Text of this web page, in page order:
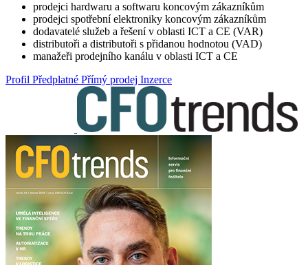
prodejci hardwaru a softwaru koncovým zákazníkům
prodejci spotřební elektroniky koncovým zákazníkům
dodavatelé služeb a řešení v oblasti ICT a CE (VAR)
distributoři a distributoři s přidanou hodnotou (VAD)
manažeři prodejního kanálu v oblasti ICT a CE
Profil Předplatné Přímý prodej Inzerce